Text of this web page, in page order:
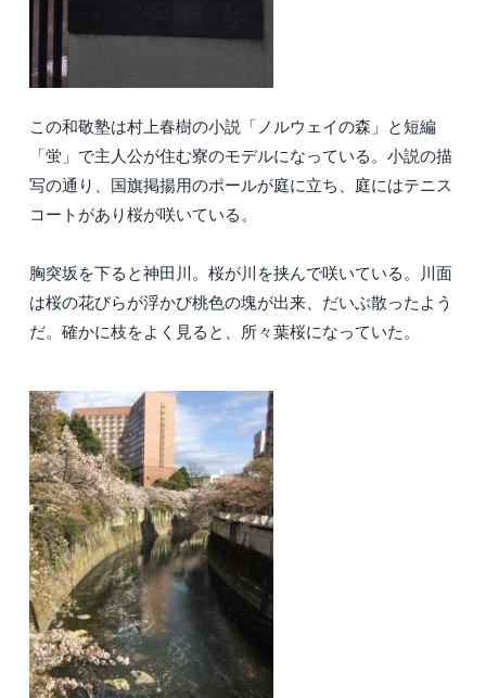
この和敬塾は村上春樹の小説「ノルウェイの森」と短編
「蛍」で主人公が住む寮のモデルになっている。小説の描
写の通り、国旗掲揚用のポールが庭に立ち、庭にはテニス
コートがあり桜が咲いている。
胸突坂を下ると神田川。桜が川を挟んで咲いている。川面
は桜の花びらが浮かび桃色の塊が出来、だいぶ散ったよう
だ。確かに枝をよく見ると、所々葉桜になっていた。